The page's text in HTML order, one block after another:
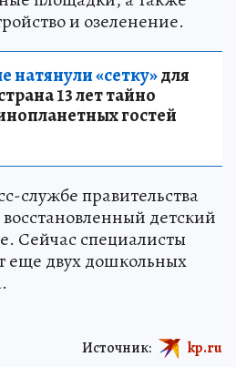
и озеленение.
«сетку»для
13 лет тайно
гостей
службе правительства
детский
Сейчас специалисты
еще двух дошкольных
Источник: kp.ru